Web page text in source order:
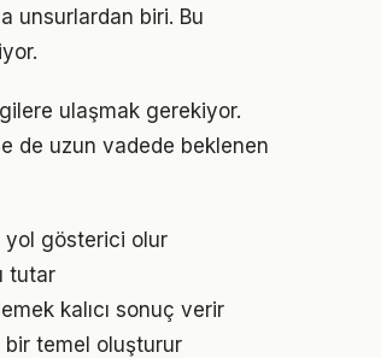
unsurlardan biri. Bu
ulaşmak gerekiyor.
de uzun vadede beklenen
yol gösterici olur
tutar
kalıcı sonuç verir
bir temel oluşturur